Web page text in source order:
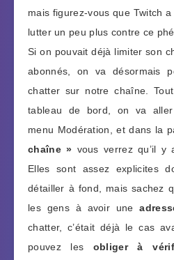
mais figurez-vous que Twitch
lutter un peu plus contre ce
Si on pouvait déjà limiter son
abonnés, on va désormais
chatter sur notre chaîne.
tableau de bord, on va
menu Modération, et dans la
chaîne » vous verrez qu’il y
Elles sont assez explicites
détailler à fond, mais sachez
les gens à avoir une
chatter, c’était déjà le cas
pouvez les obliger à